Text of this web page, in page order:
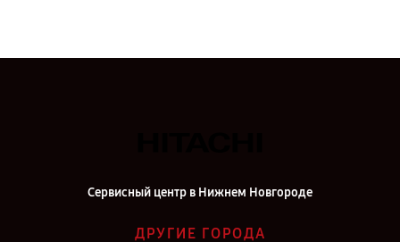
Сервисный центр в Нижнем Новгороде
ДРУГИЕ ГОРОДА